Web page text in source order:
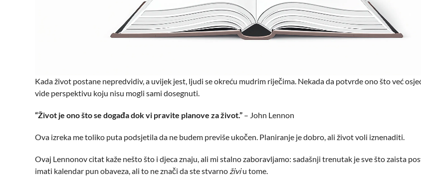
Kada život postane nepredvidiv, a uvijek jest, ljudi se okreću mudrim riječima. Nekada da potvrde ono što već
vide perspektivu koju nisu mogli sami dosegnuti.
“Život je ono što se događa dok vi pravite planove za život.” – John Lennon
Ova izreka me toliko puta podsjetila da ne budem previše ukočen. Planiranje je dobro, ali život voli iznenaditi.
Ovaj Lennonov citat kaže nešto što i djeca znaju, ali mi stalno zaboravljamo: sadašnji trenutak je sve što zaista
imati kalendar pun obaveza, ali to ne znači da ste stvarno živiu tome.